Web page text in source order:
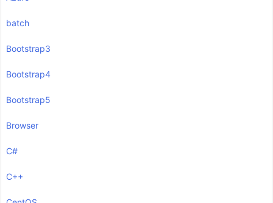
batch
Bootstrap3
Bootstrap4
Bootstrap5
Browser
C#
C++